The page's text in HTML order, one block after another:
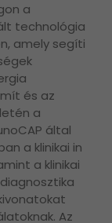
a
technológia
amely segíti
és az
a
által
a klinikai in
a klinikai
Az